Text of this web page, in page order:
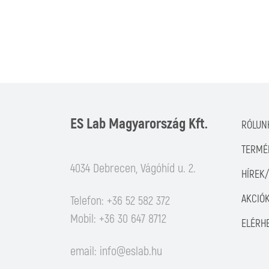
ES Lab Magyarország Kft.
4034 Debrecen, Vágóhíd u. 2.
Telefon: +36 52 582 372
Mobil: +36 30 647 8712
email: info@eslab.hu